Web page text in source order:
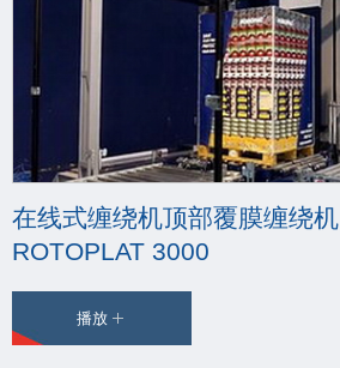
在线式缠绕机顶部覆膜缠绕机
ROTOPLAT 3000
播放